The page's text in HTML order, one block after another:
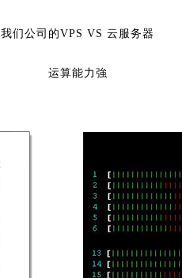
我们公司的VPS VS 云服务器
运算能力強